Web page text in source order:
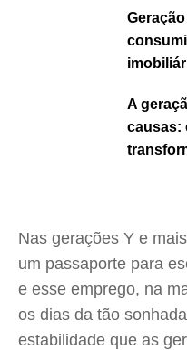
A
causas:
Nas gerações Y e
um passaporte para
e esse emprego, na
os dias da tão
estabilidade que as